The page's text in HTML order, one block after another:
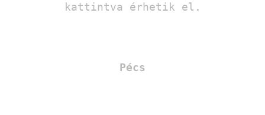
kattintva érhetik el.
Pécs